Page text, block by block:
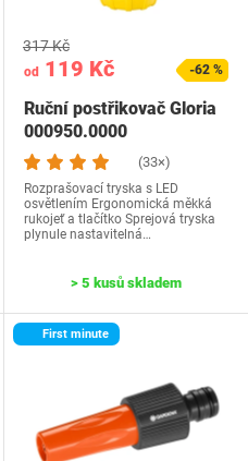
od 119 Kč
317 Kč
-62 %
Ruční postřikovač Gloria
000950.0000
(33×)
Rozprašovací tryska s LED
osvětlením Ergonomická měkká
rukojeť a tlačítko Sprejová tryska
plynule nastavitelná…
> 5 kusů skladem
First minute